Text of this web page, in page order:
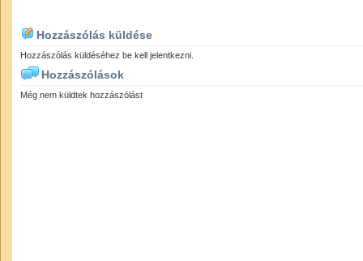
Hozzászólás küldése
Hozzászólás küldéséhez be kell jelentkezni.
Hozzászólások
Még nem küldtek hozzászólást